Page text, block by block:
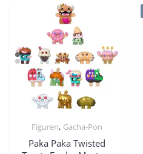
Figuren, Gacha-Pon
Paka Paka Twisted